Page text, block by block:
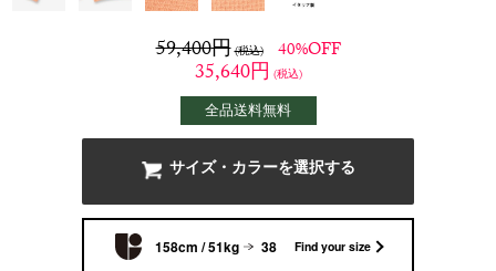
59,400円(税込) 40%OFF
35,640円 (税込)
全品送料無料
サイズ・カラーを選択する
158cm / 51kg 38 Find your size